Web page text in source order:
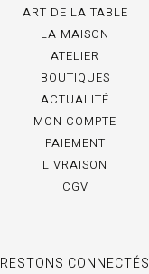
ART DE LA TABLE
LA MAISON
ATELIER
BOUTIQUES
ACTUALITÉ
MON COMPTE
PAIEMENT
LIVRAISON
CGV
RESTONS CONNECTÉS